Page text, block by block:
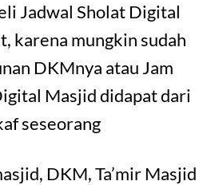
Jadwal Sholat Digital
karena mungkin sudah
DKMnya atau Jam
Masjid didapat dari
seseorang
DKM, Ta’mir Masjid